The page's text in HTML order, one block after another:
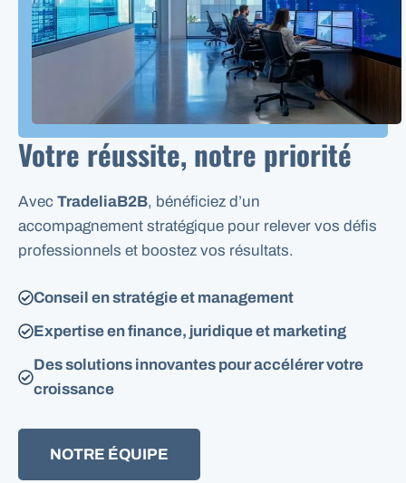
Votre réussite, notre priorité
Avec TradeliaB2B, bénéficiez d’un
accompagnement stratégique pour relever vos défis
professionnels et boostez vos résultats.
Conseil en stratégie et management
Expertise en finance, juridique et marketing
Des solutions innovantes pour accélérer votre
croissance
NOTRE ÉQUIPE